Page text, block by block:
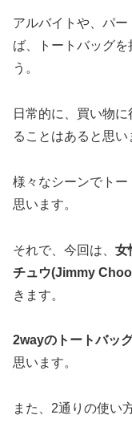
アルバイトや、パ
ば、トートバッグ
う。
日常的に、買い物
ることはあると思い
様々なシーンでトー
思います。
それで、今回は、 女
チュウ(Jimmy
きます。
2wayのトートバッ
思います。
また、2通りの使い